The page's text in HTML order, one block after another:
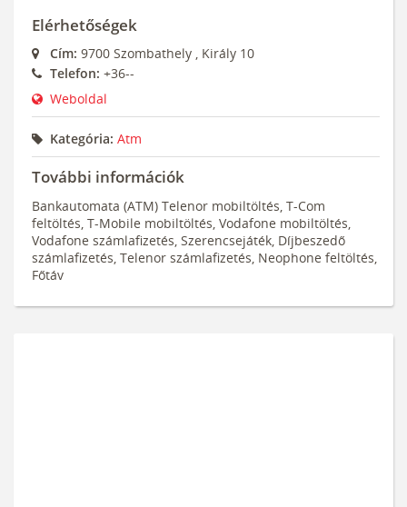
Elérhetőségek
Cím: 9700 Szombathely , Király 10
Telefon: +36--
Weboldal
Kategória: Atm
További információk
Bankautomata (ATM) Telenor mobiltöltés, T-Com
feltöltés, T-Mobile mobiltöltés, Vodafone mobiltöltés,
Vodafone számlafizetés, Szerencsejáték, Díjbeszedő
számlafizetés, Telenor számlafizetés, Neophone feltöltés,
Főtáv